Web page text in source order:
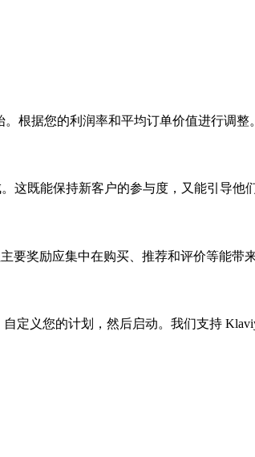
根据您的利润率和平均订单价值进行调
这既能保持新客户的参与度，又能引导他
要奖励应集中在购买、推荐和评价等能带
义您的计划，然后启动。我们支持